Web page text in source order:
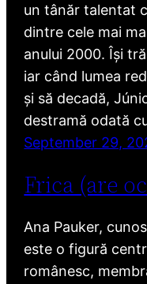
un tânăr talentat
dintre cele mai
anului 2000. Își
iar când lumea
și să decadă,
destramă odată
September 29,
Frica (are
Ana Pauker,
este o figură
românesc,